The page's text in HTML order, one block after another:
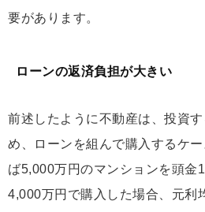
要があります。
ローンの返済負担が大きい
前述したように不動産は、投資
め、ローンを組んで購入するケ
ば5,000万円のマンションを頭金
4,000万円で購入した場合、元利